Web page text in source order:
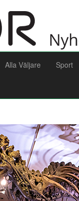
Alla Väljare Sport